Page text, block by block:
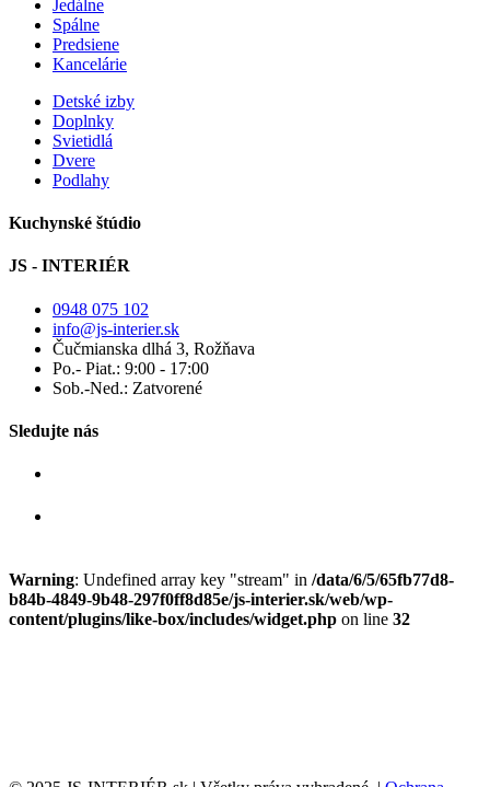
Jedálne
Spálne
Predsiene
Kancelárie
Detské izby
Doplnky
Svietidlá
Dvere
Podlahy
Kuchynské štúdio
JS - INTERIÉR
0948 075 102
info@js-interier.sk
Čučmianska dlhá 3, Rožňava
Po.- Piat.: 9:00 - 17:00
Sob.-Ned.: Zatvorené
Sledujte nás
Warning: Undefined array key "stream" in /data/6/5/65fb77d8-
b84b-4849-9b48-297f0ff8d85e/js-interier.sk/web/wp-
content/plugins/like-box/includes/widget.php on line 32